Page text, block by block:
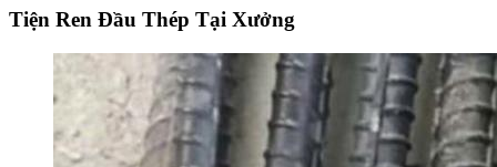
Tiện Ren Đầu Thép Tại Xưởng